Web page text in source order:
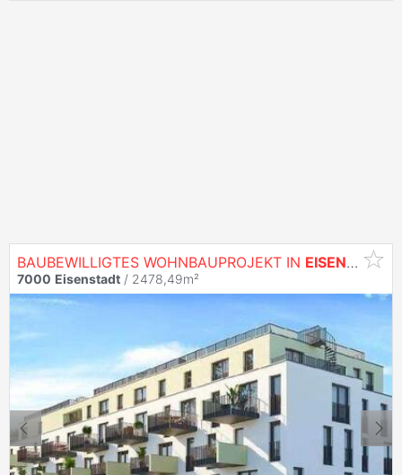
BAUBEWILLIGTES WOHNBAUPROJEKT IN EISENSTADT
7000 Eisenstadt / 2478,49m²